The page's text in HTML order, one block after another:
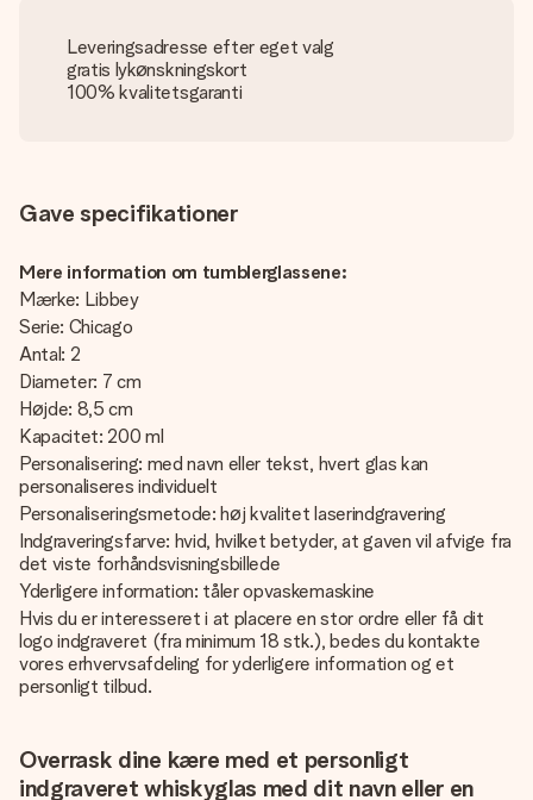
Leveringsadresse efter eget valg
gratis lykønskningskort
100% kvalitetsgaranti
Gave specifikationer
Mere information om tumblerglassene:
Mærke: Libbey
Serie: Chicago
Antal: 2
Diameter: 7 cm
Højde: 8,5 cm
Kapacitet: 200 ml
Personalisering: med navn eller tekst, hvert glas kan
personaliseres individuelt
Personaliseringsmetode: høj kvalitet laserindgravering
Indgraveringsfarve: hvid, hvilket betyder, at gaven vil afvige fra
det viste forhåndsvisningsbillede
Yderligere information: tåler opvaskemaskine
Hvis du er interesseret i at placere en stor ordre eller få dit
logo indgraveret (fra minimum 18 stk.), bedes du kontakte
vores erhvervsafdeling for yderligere information og et
personligt tilbud.
Overrask dine kære med et personligt
indgraveret whiskyglas med dit navn eller en